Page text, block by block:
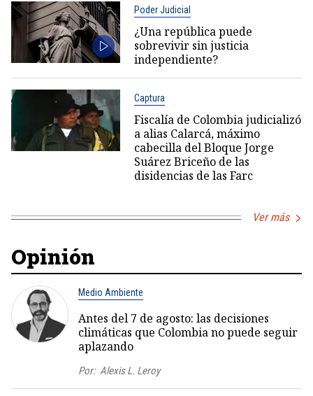
Poder Judicial
¿Una república puede
sobrevivir sin justicia
independiente?
Captura
Fiscalía de Colombia judicializó
a alias Calarcá, máximo
cabecilla del Bloque Jorge
Suárez Briceño de las
disidencias de las Farc
Ver más
Opinión
Medio Ambiente
Antes del 7 de agosto: las decisiones
climáticas que Colombia no puede seguir
aplazando
Por: Alexis L. Leroy